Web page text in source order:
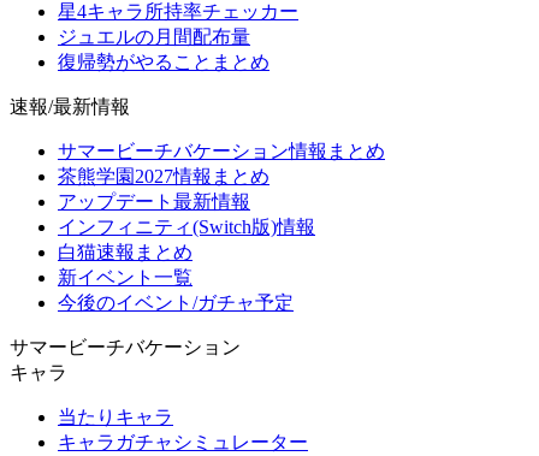
星4キャラ所持率チェッカー
ジュエルの月間配布量
復帰勢がやることまとめ
速報/最新情報
サマービーチバケーション情報まとめ
茶熊学園2027情報まとめ
アップデート最新情報
インフィニティ(Switch版)情報
白猫速報まとめ
新イベント一覧
今後のイベント/ガチャ予定
サマービーチバケーション
キャラ
当たりキャラ
キャラガチャシミュレーター